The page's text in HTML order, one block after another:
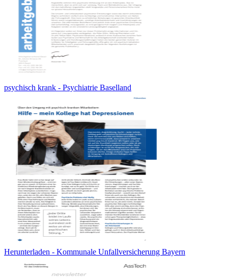
psychisch krank - Psychiatrie Baselland
Herunterladen - Kommunale Unfallversicherung Bayern